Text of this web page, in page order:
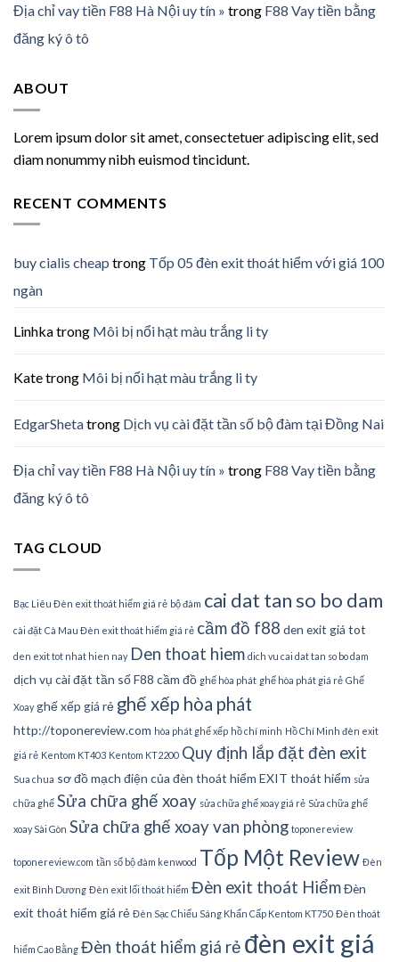
Địa chỉ vay tiền F88 Hà Nội uy tín » trong F88 Vay tiền bằng
đăng ký ô tô
ABOUT
Lorem ipsum dolor sit amet, consectetuer adipiscing elit, sed
diam nonummy nibh euismod tincidunt.
RECENT COMMENTS
buy cialis cheap trong Tốp 05 đèn exit thoát hiểm với giá 100
ngàn
Linhkatrong Môi bị nổi hạt màu trắng li ty
Katetrong Môi bị nổi hạt màu trắng li ty
EdgarShetatrong Dịch vụ cài đặt tần số bộ đàm tại Đồng Nai
Địa chỉ vay tiền F88 Hà Nội uy tín » trong F88 Vay tiền bằng
đăng ký ô tô
TAG CLOUD
Bạc Liêu Đèn exit thoát hiểm giá rẻ bộ đàm cai dat tan so bo dam
cài đặt Cà Mau Đèn exit thoát hiểm giá rẻ cầm đồ f88 den exit giá tot
den exit tot nhat hien nay Den thoat hiem dich vu cai dat tan so bo dam
dịch vụ cài đặt tần sốF88 cầm đồ ghế hòa phát ghế hòa phát giá rẻ Ghế
Xoay ghế xếp giá rẻ ghế xếp hòa phát
http://toponereview.com hòa phát ghế xếp hồ chí minh Hồ Chí Minh đèn exit
giá rẻ Kentom KT403 Kentom KT2200 Quy định lắp đặt đèn exit
Sua chua sơ đồ mạch điện của đèn thoát hiểm EXIT thoát hiểm sửa
chữa ghế Sửa chữa ghế xoay sửa chữa ghế xoay giá rẻ Sửa chữa ghế
xoay Sài Gòn Sửa chữa ghế xoay van phòng toponereview
toponereview.com tần số bộ đàm kenwood Tốp Một Review Đèn
exit Bình Dương Đèn exit lối thoát hiểm Đèn exit thoát HiểmĐèn
exit thoát hiểm giá rẻ Đèn Sạc Chiếu Sáng Khẩn Cấp Kentom KT750 Đèn thoát
hiểm Cao Bằng Đèn thoát hiểm giá rẻ đèn exit giá